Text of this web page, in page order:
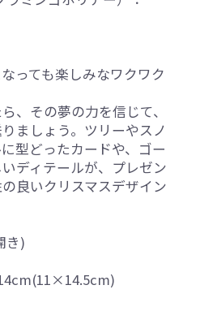
っても楽しみなワクワク
、その夢の力を信じて、
ましょう。ツリーやスノ
型どったカードや、ゴー
ディテールが、プレゼン
良いクリスマスデザイン
き)